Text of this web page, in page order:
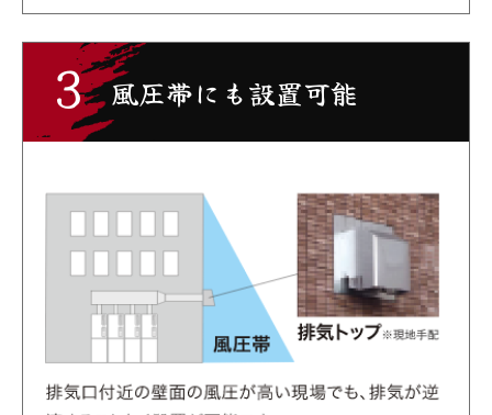
3 風圧帯にも設置可能